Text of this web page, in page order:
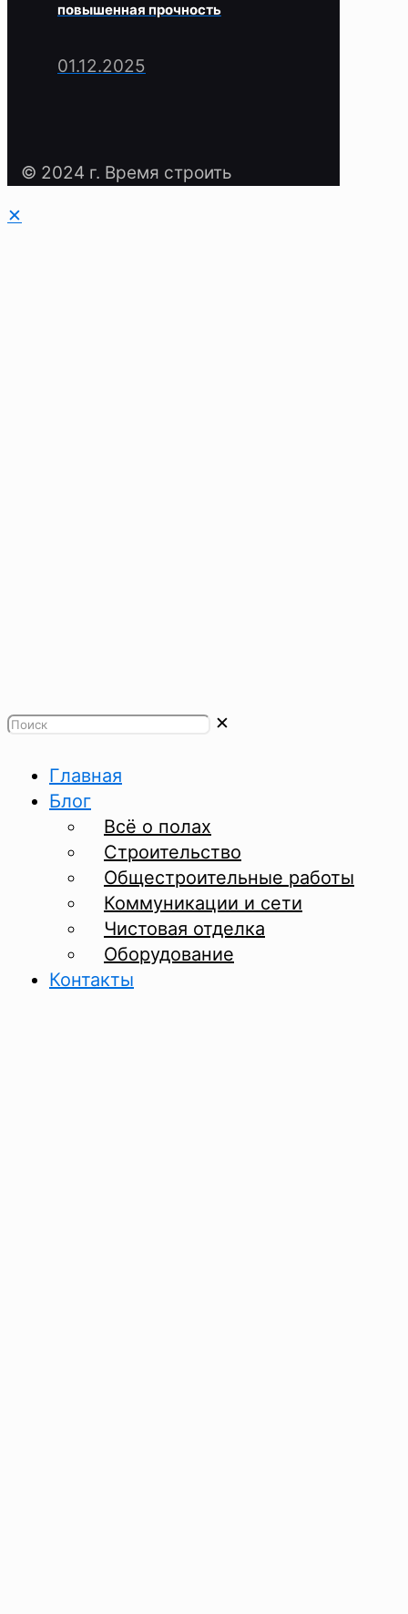
повышенная прочность
01.12.2025
© 2024 г. Время строить
✕
✕
Главная
Блог
Всё о полах
Строительство
Общестроительные работы
Коммуникации и сети
Чистовая отделка
Оборудование
Контакты